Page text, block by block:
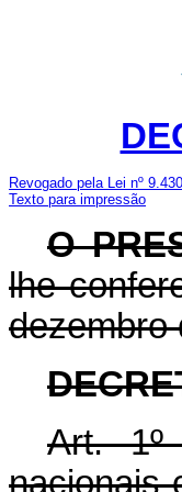
Revogado pela Lei nº
Texto para impressão
O
lhe
dezembro
Art. 1º
nacionais